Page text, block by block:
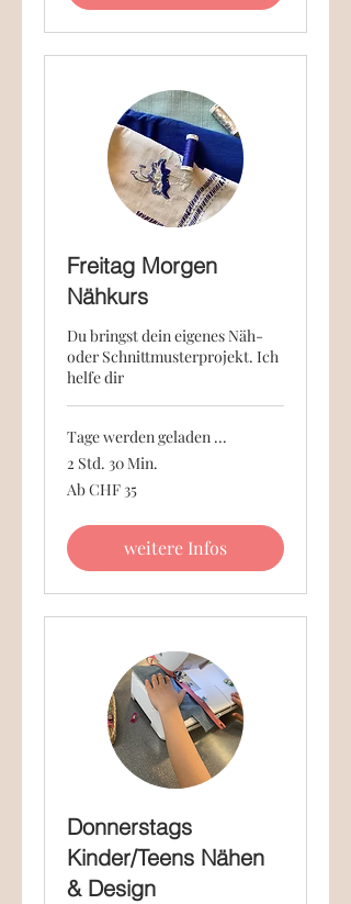
Freitag Morgen
Nähkurs
Du bringst dein eigenes Näh-
oder Schnittmusterprojekt. Ich
helfe dir
Tage werden geladen ...
2 Std. 30 Min.
Ab
35
Ab CHF 35
weitere Infos
Donnerstags
Kinder/Teens Nähen
& Design